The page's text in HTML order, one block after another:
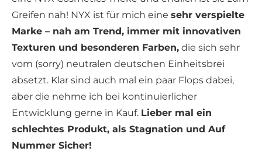
Greifen nah! NYX ist für mich eine sehr verspielte
Marke – nah am Trend, immer mit innovativen
Texturen und besonderen Farben, die sich sehr
vom (sorry) neutralen deutschen Einheitsbrei
absetzt. Klar sind auch mal ein paar Flops dabei,
aber die nehme ich bei kontinuierlicher
Entwicklung gerne in Kauf. Lieber mal ein
schlechtes Produkt, als Stagnation und Auf
Nummer Sicher!